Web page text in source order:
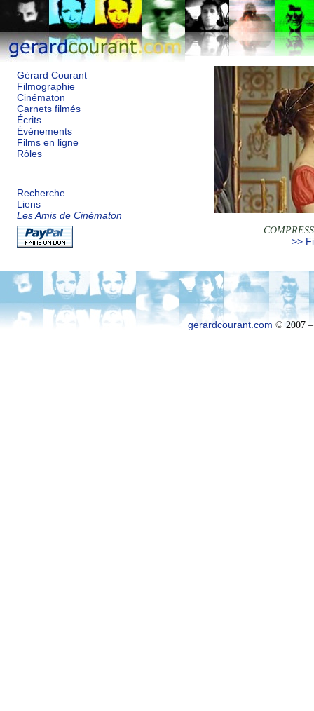
Gérard Courant
Filmographie
Cinématon
Carnets filmés
Écrits
Événements
Films en ligne
Rôles
Recherche
Liens
Les Amis de Cinématon
>>
gerardcourant.com © 2007